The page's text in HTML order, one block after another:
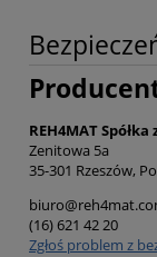
REH4MAT
Zenitowa 5a
35-301 Rzeszów,
(16) 621 42 20
Zgłoś problem z